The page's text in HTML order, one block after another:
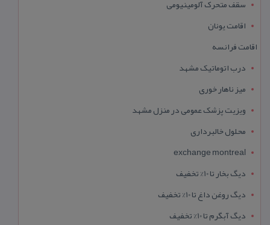
سقف متحرک آلومینیومی
اقامت یونان
اقامت فرانسه
درب اتوماتیک مشهد
میز ناهار خوری
ویزیت پزشک عمومی در منزل مشهد
محلول خالبرداری
exchange montreal
دیگ بخار تا 10% تخفیف
دیگ روغن داغ تا 10% تخفیف
دیگ آبگرم تا 10% تخفیف